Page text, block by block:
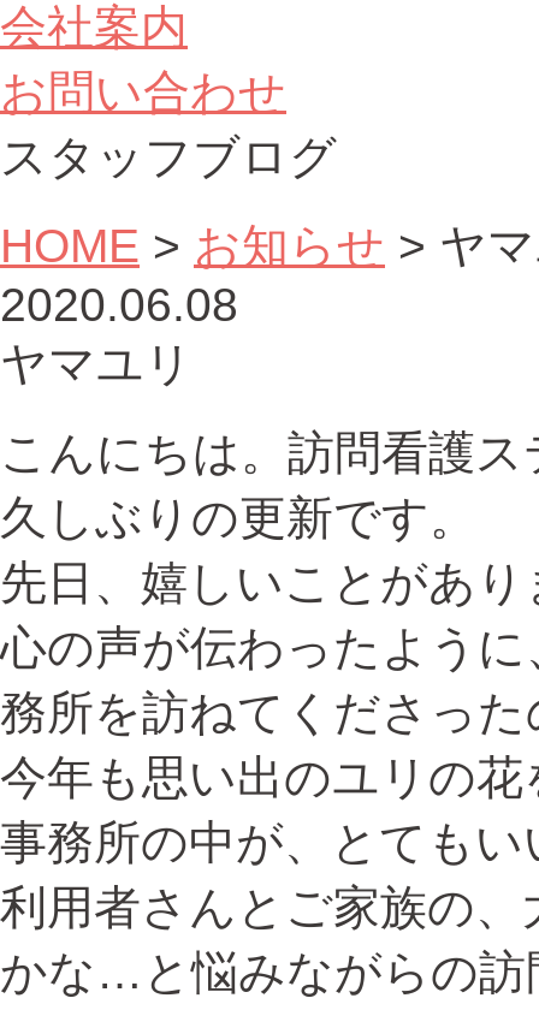
会社案内
お問い合わせ
スタッフブログ
HOME > お知らせ > ヤ
2020.06.08
ヤマユリ
こんにちは。訪問看護
久しぶりの更新です。
先日、嬉しいことがあ
心の声が伝わったよう
務所を訪ねてくださっ
今年も思い出のユリの
事務所の中が、とても
利用者さんとご家族の
かな…と悩みながらの訪